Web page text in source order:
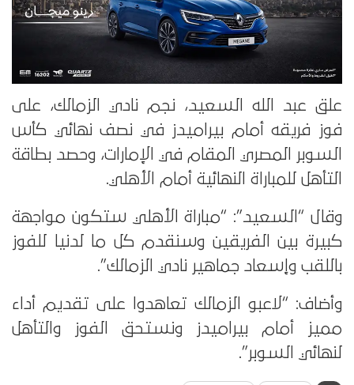
علق عبد الله السعيد، نجم نادي الزمالك، على
فوز فريقه أمام بيراميدز في نصف نهائي كأس
السوبر المصري المقام في الإمارات، وحصد بطاقة
التأهل للمباراة النهائية أمام الأهلي.
وقال “السعيد”: “مباراة الأهلي ستكون مواجهة
كبيرة بين الفريقين وسنقدم كل ما لدنيا للفوز
باللقب وإسعاد جماهير نادي الزمالك”.
وأضاف: “لاعبو الزمالك تعاهدوا على تقديم أداء
مميز أمام بيراميدز ونستحق الفوز والتأهل
لنهائي السوبر”.